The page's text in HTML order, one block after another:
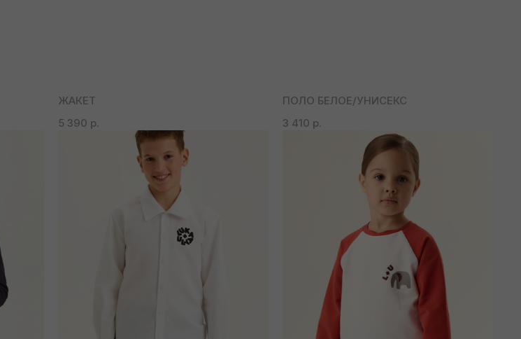
ЖАКЕТ
5 390 р.
ПОЛО БЕЛОЕ/УНИСЕКС
3 410 р.